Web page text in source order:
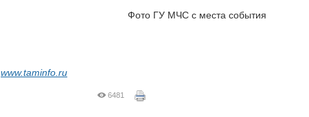
Фото ГУ МЧС с места события
www.taminfo.ru
6481